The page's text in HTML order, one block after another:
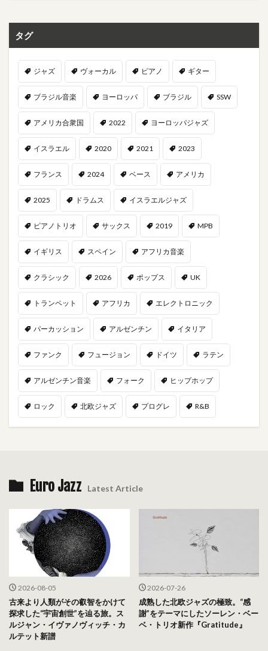
タグ
ジャズ ヴォーカル ピアノ ギター
ブラジル音楽 ヨーロッパ ブラジル SSW
アメリカ合衆国 2022 ヨーロッパジャズ
イスラエル 2020 2021 2023
フランス 2024 ベース アメリカ
2025 ドラムス イスラエルジャズ
ピアノトリオ サックス 2019 MPB
イギリス スペイン アフリカ音楽
クラシック 2026 ポップス UK
トランペット アフリカ エレクトロニック
パーカッション アルゼンチン イタリア
ファンク フュージョン ドイツ ラテン
アルゼンチン音楽 フォーク ヒップホップ
ロック 北欧ジャズ プログレ R&B
Euro Jazz Latest Article
2026-08-05
古来より人類がその叡智をかけて
探求した“宇宙創世”を辿る旅。ス
ルジャン・イヴァノヴィッチ・カ
ルテット新譜
2026-07-26
成熟した北欧ジャズの極致。“感
謝”をテーマにしたソーレン・ベー
ベ・トリオ新作『Gratitude』